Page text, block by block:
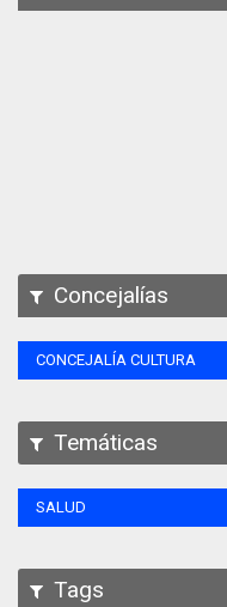
Concejalías
CONCEJALÍA CULTURA
Temáticas
SALUD
Tags